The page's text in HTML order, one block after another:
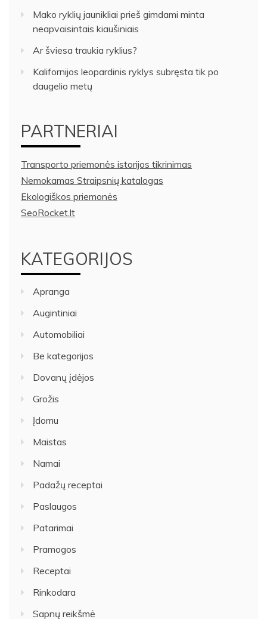
Mako ryklių jaunikliai prieš gimdami minta
neapvaisintais kiaušiniais
Ar šviesa traukia ryklius?
Kalifornijos leopardinis ryklys subręsta tik po
daugelio metų
PARTNERIAI
Transporto priemonės istorijos tikrinimas
Nemokamas Straipsnių katalogas
Ekologiškos priemonės
SeoRocket.lt
KATEGORIJOS
Apranga
Augintiniai
Automobiliai
Be kategorijos
Dovanų įdėjos
Grožis
Įdomu
Maistas
Namai
Padažų receptai
Paslaugos
Patarimai
Pramogos
Receptai
Rinkodara
Sapnų reikšmė